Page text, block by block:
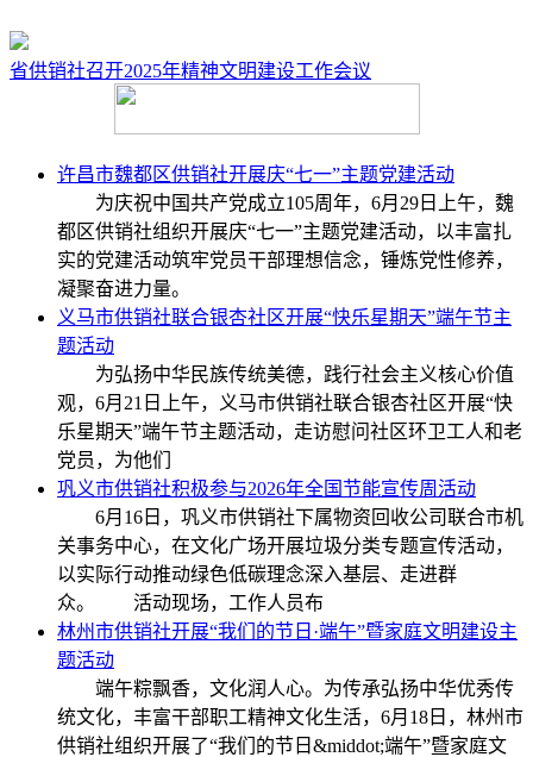
省供销社召开​2025年精神文明建设工作会议
许昌市魏都区供销社开展庆“七一”主题党建活动
为庆祝中国共产党成立105周年，6月29日上午，魏
都区供销社组织开展庆“七一”主题党建活动，以丰富扎
实的党建活动筑牢党员干部理想信念，锤炼党性修养，
凝聚奋进力量。
义马市供销社联合银杏社区开展“快乐星期天”端午节主
题活动
为弘扬中华民族传统美德，践行社会主义核心价值
观，6月21日上午，义马市供销社联合银杏社区开展“快
乐星期天”端午节主题活动，走访慰问社区环卫工人和老
党员，为他们
巩义市供销社积极参与2026年全国节能宣传周活动
6月16日，巩义市供销社下属物资回收公司联合市机
关事务中心，在文化广场开展垃圾分类专题宣传活动，
以实际行动推动绿色低碳理念深入基层、走进群
众。 活动现场，工作人员布
林州市供销社开展“我们的节日·端午”暨家庭文明建设主
题活动
端午粽飘香，文化润人心。为传承弘扬中华优秀传
统文化，丰富干部职工精神文化生活，6月18日，林州市
供销社组织开展了“我们的节日&middot;端午”暨家庭文